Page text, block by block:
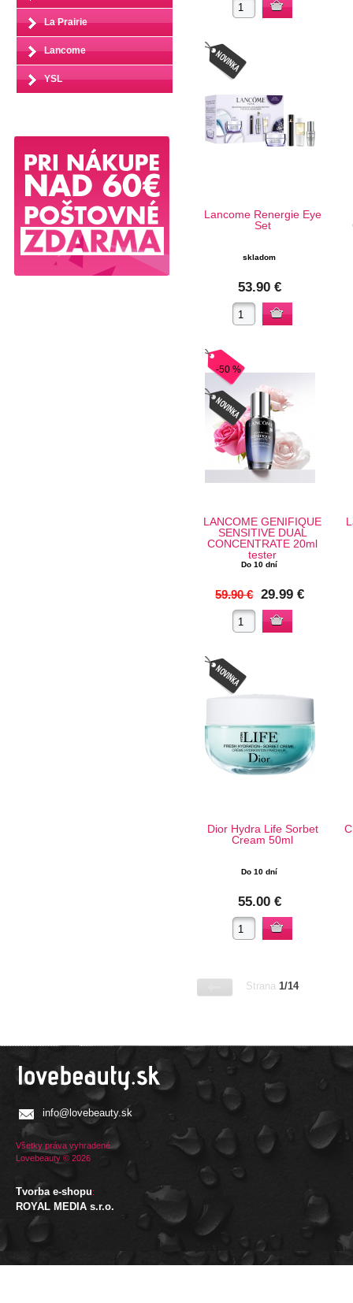
La Prairie
Lancome
YSL
Lancome Renergie Eye
Set
skladom
53.90 €
-50 %
LANCOME GENIFIQUE
SENSITIVE DUAL
CONCENTRATE 20ml
tester
Do 10 dní
59.90 € 29.99 €
Dior Hydra Life Sorbet
Cream 50ml
Do 10 dní
55.00 €
Strana 1/14
info@lovebeauty.sk
Všetky práva vyhradené.
Lovebeauty © 2026
Tvorba e-shopu:
ROYAL MEDIA s.r.o.